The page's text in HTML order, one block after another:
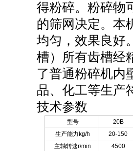
得粉碎。粉碎物
的筛网决定。本
均匀，效果良好
槽）所有齿槽经
了普通粉碎机内
品、化工等生产
技术参数
型号
20B
生产能力kg/h
20-150
主轴转速r/min
4500